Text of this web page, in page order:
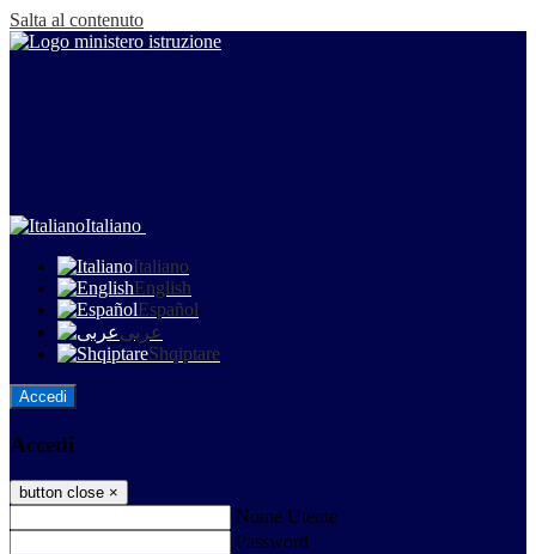
Salta al contenuto
Italiano
Italiano
English
Español
عربى
Shqiptare
Accedi
Accedi
button close ×
Nome Utente
Password